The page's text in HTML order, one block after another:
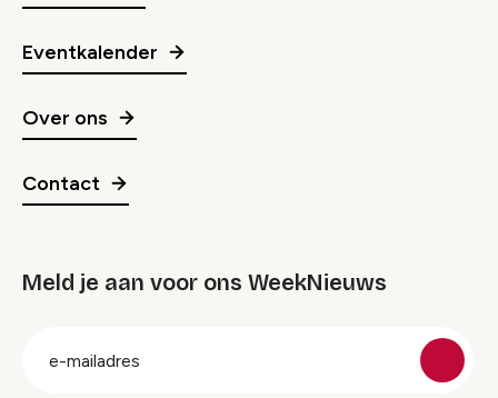
Eventkalender
Over ons
Contact
Meld je aan voor ons WeekNieuws